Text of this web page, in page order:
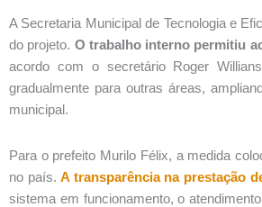
A Secretaria Municipal de Tecnologia e
do projeto. O trabalho interno permitiu
acordo com o secretário Roger
gradualmente para outras áreas,
municipal.
Para o prefeito Murilo Félix, a medida
no país.A transparência na prestação
sistema em funcionamento, o